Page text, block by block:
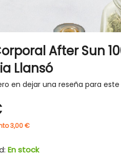
After Sun
Llansó
en dejar una reseña para
3,00 €
En stock